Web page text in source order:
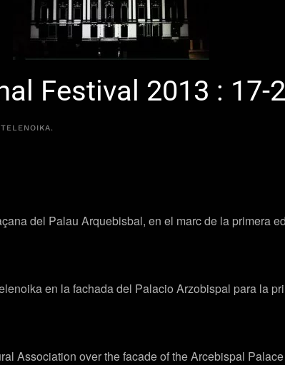
Festival 2013 : 17-
.
del Palau Arquebisbal, en el marc de la primera
en la fachada del Palacio Arzobispal para la
Association over the facade of the Arcebispal